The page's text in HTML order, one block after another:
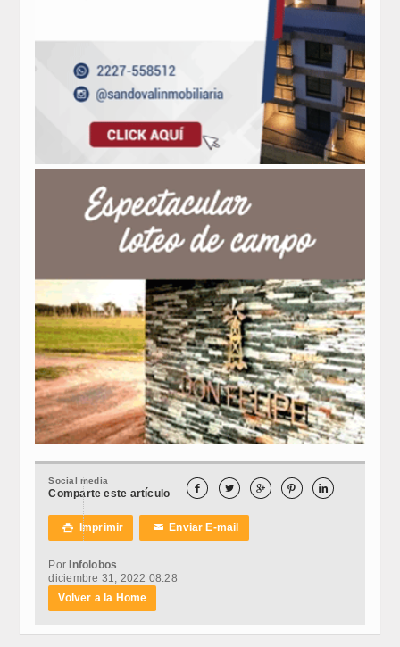
Social media
Comparte este artículo     
 Imprimir ✉Enviar E-mail
PorInfolobos
diciembre 31, 2022 08:28
Volver a la Home